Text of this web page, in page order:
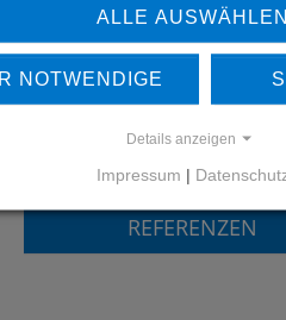
ERFAHREN SIE MEHR
UNSERE REFERENZEN
REFERENZEN
ALLE AUSWÄHLEN
NOTWENDIGE
Details anzeigen
Impressum |